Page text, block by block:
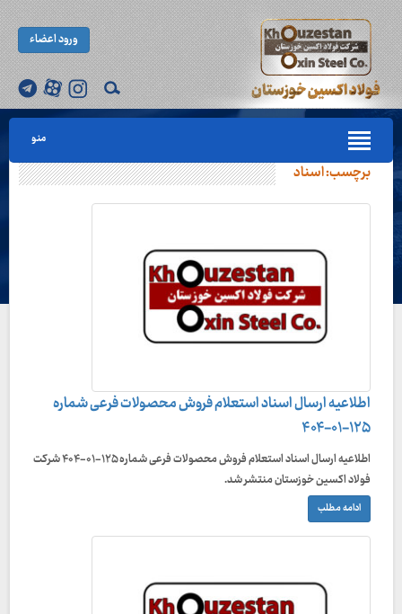
ورود اعضاء
منو
برچسب:اسناد
اطلاعیه ارسال اسناد استعلام فروش محصولات فرعی شماره
۱۲۵-۰۱-۴۰۴
اطلاعیه ارسال اسناد استعلام فروش محصولات فرعی شماره ۱۲۵-۰۱-۴۰۴ شرکت
فولاد اکسین خوزستان منتشر شد.
ادامه مطلب